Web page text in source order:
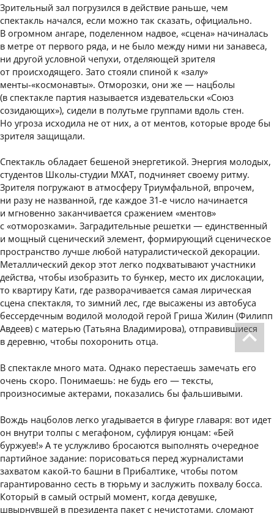
Зрительный зал погрузился в действие раньше, чем
спектакль начался, если можно так сказать, официально.
В огромном ангаре, поделенном надвое, «сцена» начиналась
в метре от первого ряда, и не было между ними ни занавеса,
ни другой условной чепухи, отделяющей зрителя
от происходящего. Зато стояли спиной к «залу»
менты-«космонавты». Отморозки, они же — нацболы
(в спектакле партия называется издевательски «Союз
созидающих»), сидели в полутьме группами вдоль стен.
Но угроза исходила не от них, а от ментов, которые вроде бы
зрителя защищали.
Спектакль обладает бешеной энергетикой. Энергия молодых,
студентов Школы-студии МХАТ, подчиняет своему ритму.
Зрителя погружают в атмосферу Триумфальной, впрочем,
ни разу не названной, где каждое 31-е число начинается
и мгновенно заканчивается сражением «ментов»
с «отморозками». Заградительные решетки — единственный
и мощный сценический элемент, формирующий сценическое
пространство лучше любой натуралистической декорации.
Металлический декор этот легко подхватывают участники
действа, чтобы изобразить то бункер, место их дислокации,
то квартиру Кати, где разворачивается самая лирическая
сцена спектакля, то зимний лес, где высажены из автобуса
бессердечным водилой молодой герой Гриша Жилин (Филипп
Авдеев) с матерью (Татьяна Владимирова), отправившиеся
в деревню, чтобы похоронить отца.
В спектакле много мата. Однако перестаешь замечать его
очень скоро. Понимаешь: не будь его — тексты,
произносимые актерами, показались бы фальшивыми.
Вождь нацболов легко угадывается в фигуре главаря: вот идет
он внутри толпы с мегафоном, суфлируя юнцам: «Бей
буржуев!» А те услужливо бросаются выполнять очередное
партийное задание: порисоваться перед журналистами
захватом какой-то башни в Прибалтике, чтобы потом
гарантированно сесть в тюрьму и заслужить похвалу босса.
Который в самый острый момент, когда девушке,
швырнувшей в президента пакет с нечистотами, сломают